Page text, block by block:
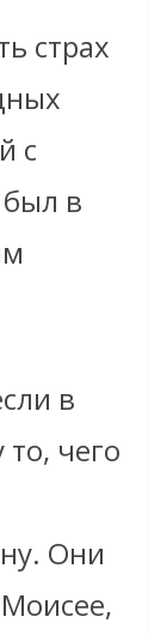
страх
с
в
в
чего
Они